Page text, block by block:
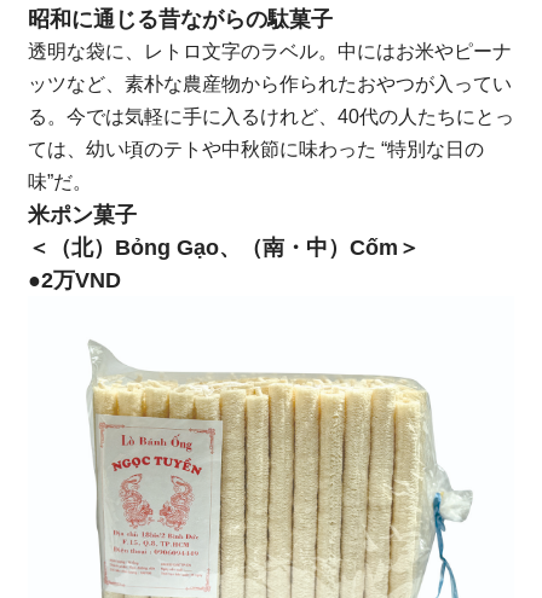
昭和に通じる昔ながらの駄菓子
透明な袋に、レトロ文字のラベル。中にはお米やピーナ
ッツなど、素朴な農産物から作られたおやつが入ってい
る。今では気軽に手に入るけれど、40代の人たちにとっ
ては、幼い頃のテトや中秋節に味わった “特別な日の
味”だ。
米ポン菓子
＜（北）Bỏng Gạo、（南・中）Cốm＞
●2万VND